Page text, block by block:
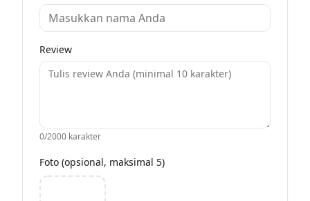
Review
0/2000 karakter
Foto (opsional, maksimal 5)